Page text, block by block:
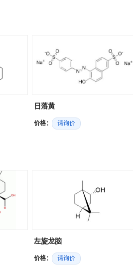
日落黄
价格： 请询价
左旋龙脑
价格： 请询价